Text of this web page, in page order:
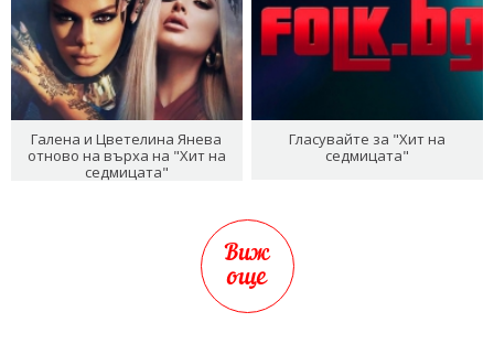
Галена и Цветелина Янева
отново на върха на "Хит на
седмицата"
Гласувайте за "Хит на
седмицата"
Виж
още